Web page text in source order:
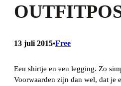
13 juli 2015•Free
Een shirtje en een legging. Zo
Voorwaarden zijn dan wel, dat je